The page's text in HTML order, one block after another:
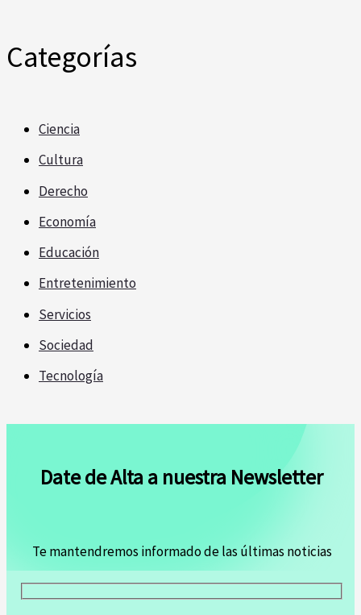
Categorías
Ciencia
Cultura
Derecho
Economía
Educación
Entretenimiento
Servicios
Sociedad
Tecnología
Date de Alta a nuestra Newsletter
Te mantendremos informado de las últimas noticias